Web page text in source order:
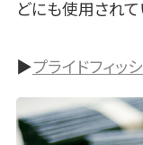
どにも使用されて
▶プライドフィッ